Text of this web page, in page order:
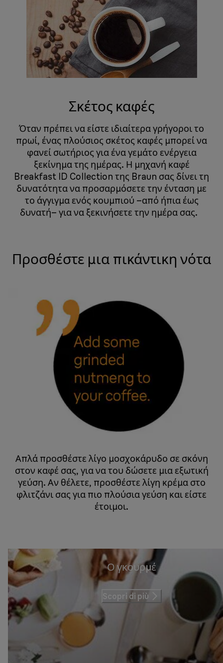
Σκέτος καφές
Όταν πρέπει να είστε ιδιαίτερα γρήγοροι το
πρωί, ένας πλούσιος σκέτος καφές μπορεί να
φανεί σωτήριος για ένα γεμάτο ενέργεια
ξεκίνημα της ημέρας. Η μηχανή καφέ
Breakfast ID Collection της Braun σας δίνει τη
δυνατότητα να προσαρμόσετε την ένταση με
το άγγιγμα ενός κουμπιού –από ήπια έως
δυνατή– για να ξεκινήσετε την ημέρα σας. ​​​​​​​​
Προσθέστε μια πικάντικη νότα
Απλά προσθέστε λίγο μοσχοκάρυδο σε σκόνη
στον καφέ σας, για να του δώσετε μια εξωτική
γεύση. Αν θέλετε, προσθέστε λίγη κρέμα στο
φλιτζάνι σας για πιο πλούσια γεύση και είστε
έτοιμοι.
Ο γκουρμέ
Scopri di più